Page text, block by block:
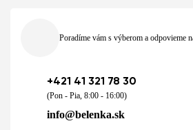
Poradíme vám s výberom a odpovieme
+421 41 321 78 30
(Pon - Pia, 8:00 - 16:00)
info@belenka.sk